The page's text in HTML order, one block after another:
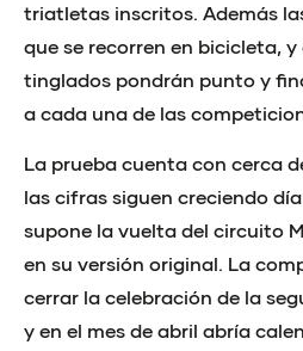
triatletas inscritos. Además
que se recorren en bicicleta,
tinglados pondrán punto y
a cada una de las
La prueba cuenta con cerca
las cifras siguen creciendo
supone la vuelta del circuito
en su versión original. La
cerrar la celebración de la
y en el mes de abril abría